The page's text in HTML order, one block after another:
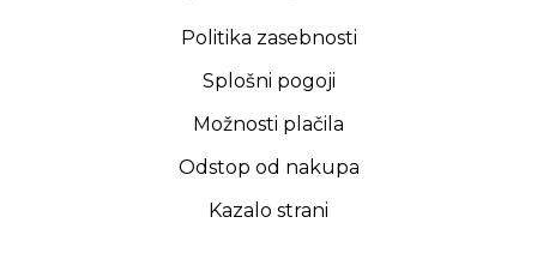
Politika zasebnosti
Splošni pogoji
Možnosti plačila
Odstop od nakupa
Kazalo strani